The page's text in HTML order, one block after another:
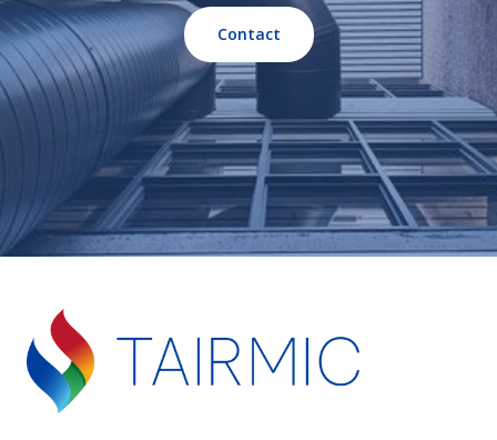
Contact